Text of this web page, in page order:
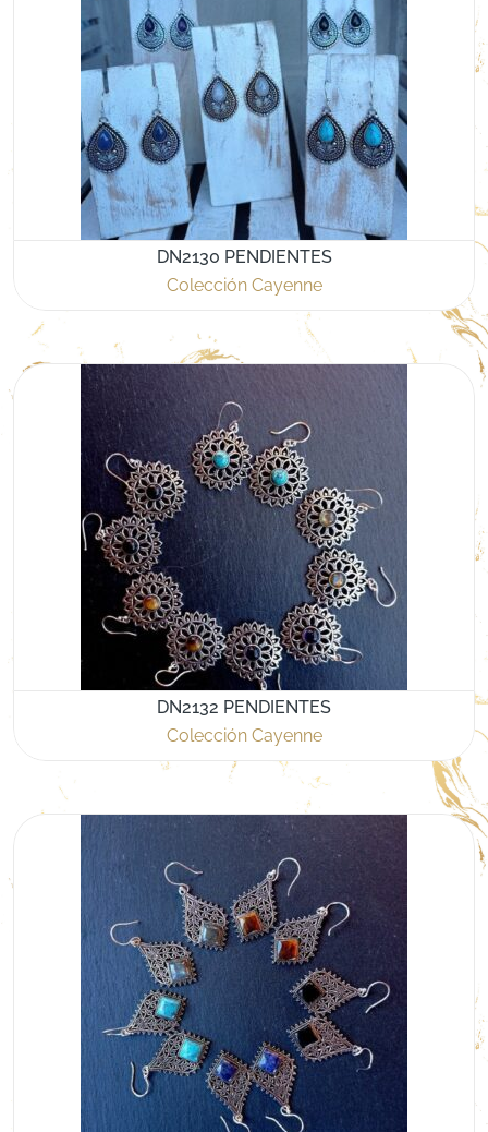
DN2130 PENDIENTES
Colección Cayenne
DN2132 PENDIENTES
Colección Cayenne